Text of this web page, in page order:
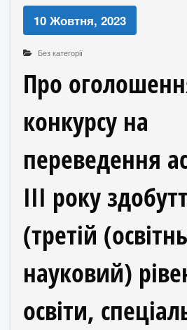
10 Жовтня, 2023
Без категорії
Про
конкурсу на
переведення
ІІІ року
(третій
науковий)
освіти,